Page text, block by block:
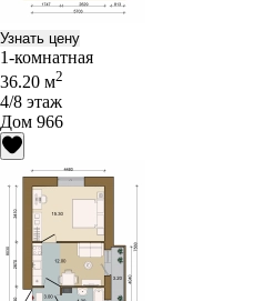
Узнать цену
1-комнатная
36.20 м2
4/8 этаж
Дом 966